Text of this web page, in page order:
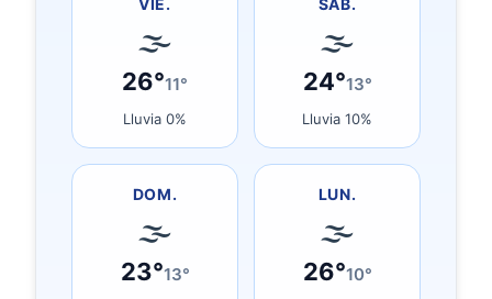
VIE.
🌫
26°11°
Lluvia 0%
SÁB.
🌫
24°13°
Lluvia 10%
DOM.
🌫
23°13°
LUN.
🌫
26°10°